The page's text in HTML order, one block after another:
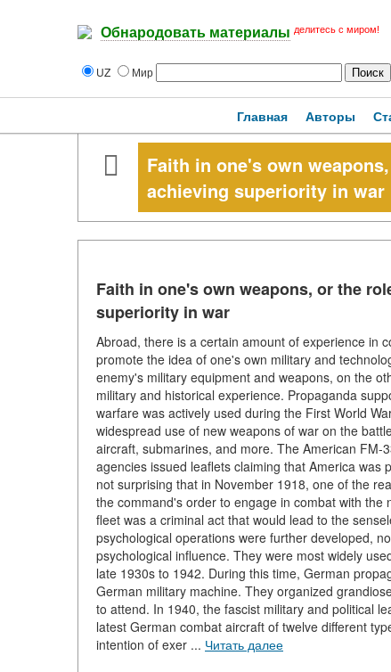
Обнародовать материалы делитесь с миром!
UZ Мир
Главная Авторы
Faith in one's own
achieving superiority in war
Faith in one's own weapons, or the
superiority in war
Abroad, there is a certain amount of experience in
promote the idea of one's own military and
enemy's military equipment and weapons, on the
military and historical experience. Propaganda
warfare was actively used during the First World
widespread use of new weapons of war on the
aircraft, submarines, and more. The American
agencies issued leaflets claiming that America
not surprising that in November 1918, one of the
the command's order to engage in combat with
fleet was a criminal act that would lead to the
psychological operations were further developed,
psychological influence. They were most widely
late 1930s to 1942. During this time, German
German military machine. They organized
to attend. In 1940, the fascist military and political
latest German combat aircraft of twelve different
intention of exer ... Читать далее